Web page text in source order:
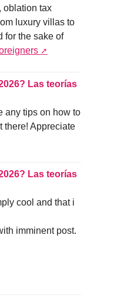
oblation tax
luxury villas to
for the sake of
Las teorías
any tips on how to
there! Appreciate
Las teorías
cool and that i
imminent post.